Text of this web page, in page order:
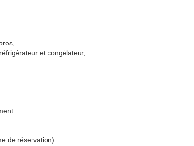
et congélateur,
de réservation).